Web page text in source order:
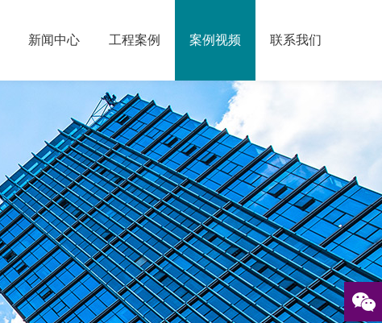
新闻中心 工程案例 案例视频 联系我们